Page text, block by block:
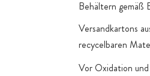
Behältern gemäß
Versandkartons
recycelbaren
Vor Oxidation